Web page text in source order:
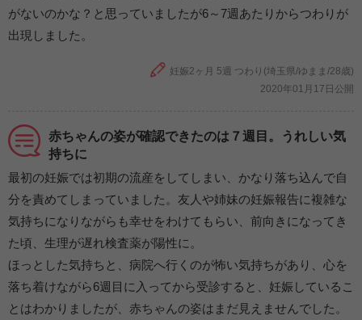
がないのかな？と思っていましたが6～7週あたりからつわりが
出現しました。
妊娠2ヶ月 5週 つわり(埼玉県/ゆまま/28歳)
2020年01月17日公開
赤ちゃんの姿が確認できたのは７週目。うれしい気
持ちに
最初の妊娠では初期の流産をしてしまい、かなり落ち込んで自
分を責めてしまっていました。友人や姉妹の妊娠報告に複雑な
気持ちになりながらも幸せをわけてもらい、前向きになってき
た頃、生理が遅れ検査薬が陽性に。
ほっとした気持ちと、病院へ行くのが怖い気持ちがあり、心を
落ち着けながら6週目に入ってから受診すると、妊娠しているこ
とはわかりましたが、赤ちゃんの姿はまだ見えませんでした。